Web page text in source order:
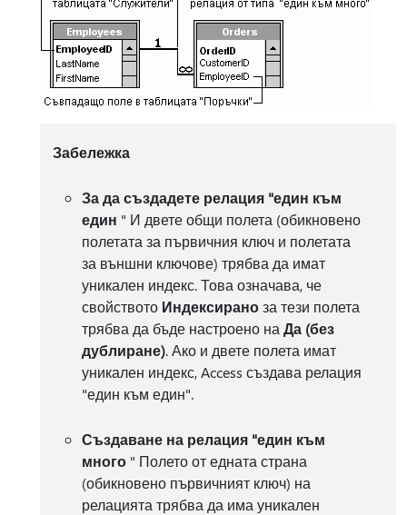
Забележка
За да създадете релация "един към
един " И двете общи полета (обикновено
полетата за първичния ключ и полетата
за външни ключове) трябва да имат
уникален индекс. Това означава, че
свойството Индексираноза тези полета
трябва да бъде настроено на Да (без
дублиране). Ако и двете полета имат
уникален индекс, Access създава релация
"един към един".
Създаване на релация "един към
много" Полето от едната страна
(обикновено първичният ключ) на
релацията трябва да има уникален